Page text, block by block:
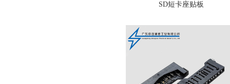
SD短卡座贴板